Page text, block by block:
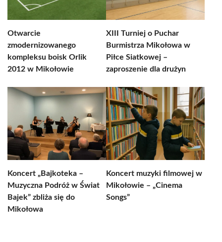
Otwarcie
zmodernizowanego
kompleksu boisk Orlik
2012 w Mikołowie
XIII Turniej o Puchar
Burmistrza Mikołowa w
Piłce Siatkowej –
zaproszenie dla drużyn
Koncert „Bajkoteka –
Muzyczna Podróż w Świat
Bajek” zbliża się do
Mikołowa
Koncert muzyki filmowej w
Mikołowie – „Cinema
Songs”